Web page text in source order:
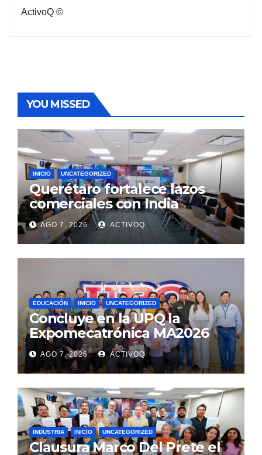
ActivoQ ©
YOU MISSED
INICIO UNCATEGORIZED
Querétaro fortalece lazos
comerciales con India
AGO 7, 2026 ACTIVOQ
EDUCACIÓN INICIO UNCATEGORIZED
Concluye en la UPQ la
Expomecatrónica MA2026
AGO 7, 2026 ACTIVOQ
INDUSTRIA INICIO UNCATEGORIZED
Clausura Marco Del Prete el